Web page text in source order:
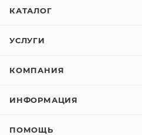
КАТАЛОГ
УСЛУГИ
КОМПАНИЯ
ИНФОРМАЦИЯ
ПОМОЩЬ